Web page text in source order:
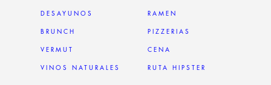
DESAYUNOS
BRUNCH
VERMUT
VINOS NATURALES
RAMEN
PIZZERIAS
CENA
RUTA HIPSTER